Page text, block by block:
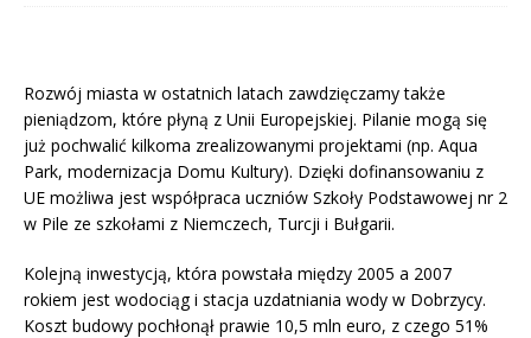
Rozwój miasta w ostatnich latach zawdzięczamy także
pieniądzom, które płyną z Unii Europejskiej. Pilanie mogą się
już pochwalić kilkoma zrealizowanymi projektami (np. Aqua
Park, modernizacja Domu Kultury). Dzięki dofinansowaniu z
UE możliwa jest współpraca uczniów Szkoły Podstawowej nr 2
w Pile ze szkołami z Niemczech, Turcji i Bułgarii.
Kolejną inwestycją, która powstała między 2005 a 2007
rokiem jest wodociąg i stacja uzdatniania wody w Dobrzycy.
Koszt budowy pochłonął prawie 10,5 mln euro, z czego 51%